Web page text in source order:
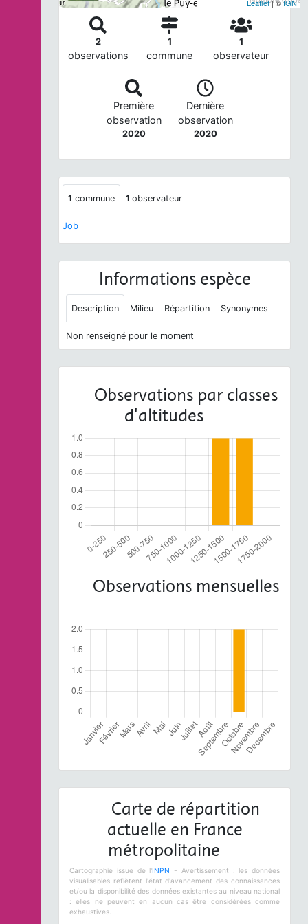
Leaflet| ©IGN
2
observations
1
commune
1
observateur
Première
observation
2020
Dernière
observation
2020
1 commune 1 observateur
Job
Informations espèce
Description Milieu Répartition Synonymes
Non renseigné pour le moment
Observations par classes
d'altitudes
Observations mensuelles
Carte de répartition
actuelle en France
métropolitaine
Cartographie issue de l'INPN
- Avertissement : les données
visualisables reflètent l'état d'avancement des connaissances
et/ou la disponibilité des données existantes au niveau national
: elles ne peuvent en aucun cas être considérées comme
exhaustives.